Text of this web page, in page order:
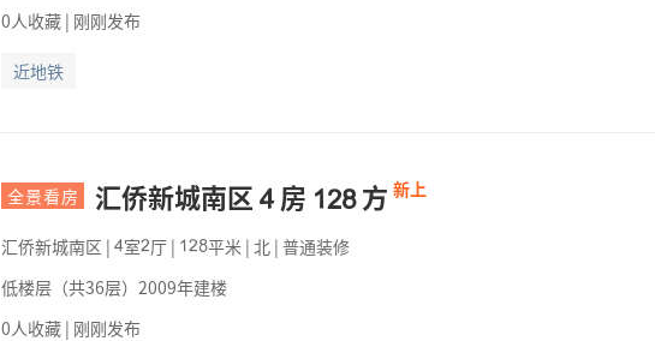
0人收藏 | 刚刚发布
近地铁
全景看房 汇侨新城南区 房 方 新上
汇侨新城南区 | 室厅 |  平米 | 北 | 普通装修
低楼层（共36层）2009年建楼
0人收藏 | 刚刚发布